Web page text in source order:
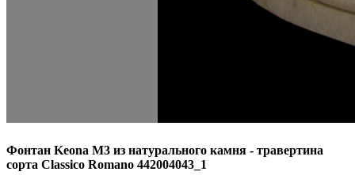
Фонтан Keona M3 из натурального камня - травертина
сорта Classico Romano 442004043_1